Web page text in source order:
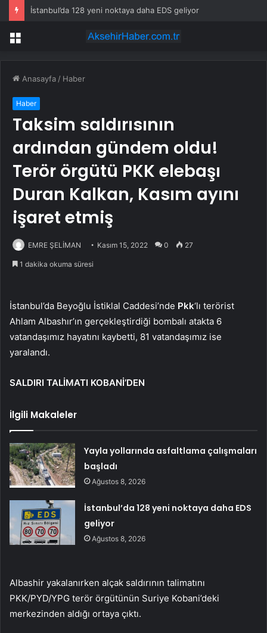
İstanbul’da 128 yeni noktaya daha EDS geliyor
Menü
Anasayfa / Haber
Haber
Taksim saldırısının
ardından gündem oldu!
Terör örgütü PKK elebaşı
Duran Kalkan, Kasım ayını
işaret etmiş
EMRE ŞELİMAN Kasım 15, 2022 0 27
1 dakika okuma süresi
İstanbul’da Beyoğlu İstiklal Caddesi’nde Pkk‘lı terörist
Ahlam Albashır’ın gerçekleştirdiği bombalı atakta 6
vatandaşımız hayatını kaybetti, 81 vatandaşımız ise
yaralandı.
SALDIRI TALİMATI KOBANİ’DEN
İlgili Makaleler
Yayla yollarında asfaltlama çalışmaları
başladı
Ağustos 8, 2026
İstanbul’da 128 yeni noktaya daha EDS
geliyor
Ağustos 8, 2026
Albashir yakalanırken alçak saldırının talimatını
PKK/PYD/YPG terör örgütünün Suriye Kobani’deki
merkezinden aldığı ortaya çıktı.